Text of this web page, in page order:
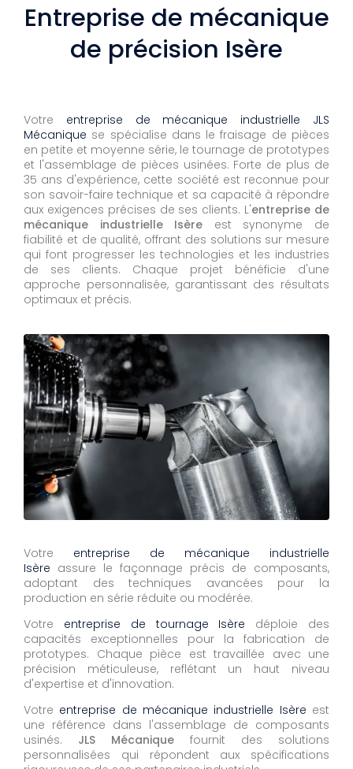
Entreprise de mécanique
de précision Isère
Votre entreprise de mécanique industrielle JLS
Mécanique se spécialise dans le fraisage de pièces
en petite et moyenne série, le tournage de prototypes
et l'assemblage de pièces usinées. Forte de plus de
35 ans d'expérience, cette société est reconnue pour
son savoir-faire technique et sa capacité à répondre
aux exigences précises de ses clients. L'entreprise de
mécanique industrielle Isère est synonyme de
fiabilité et de qualité, offrant des solutions sur mesure
qui font progresser les technologies et les industries
de ses clients. Chaque projet bénéficie d'une
approche personnalisée, garantissant des résultats
optimaux et précis.
Votre entreprise de mécanique industrielle
Isère assure le façonnage précis de composants,
adoptant des techniques avancées pour la
production en série réduite ou modérée.
Votre entreprise de tournage Isère déploie des
capacités exceptionnelles pour la fabrication de
prototypes. Chaque pièce est travaillée avec une
précision méticuleuse, reflétant un haut niveau
d'expertise et d'innovation.
Votre entreprise de mécanique industrielle Isère est
une référence dans l'assemblage de composants
usinés. JLS Mécanique fournit des solutions
personnalisées qui répondent aux spécifications